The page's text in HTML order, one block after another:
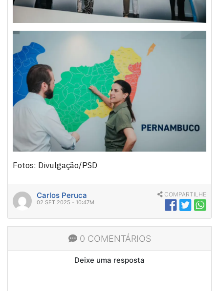
Fotos: Divulgação/PSD
Carlos Peruca
02 SET 2025 - 10:47M
COMPARTILHE
0 COMENTÁRIOS
Deixe uma resposta